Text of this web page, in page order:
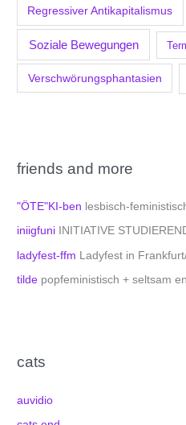
Regressiver Antikapitalismus
Soziale Bewegungen
Verschwörungsphantasien
friends and more
"ÖTE"KI-ben lesbisch-
iniigfuni INITIATIVE
ladyfest-ffm Ladyfest in
tilde popfeministisch + seltsam
cats
auvidio